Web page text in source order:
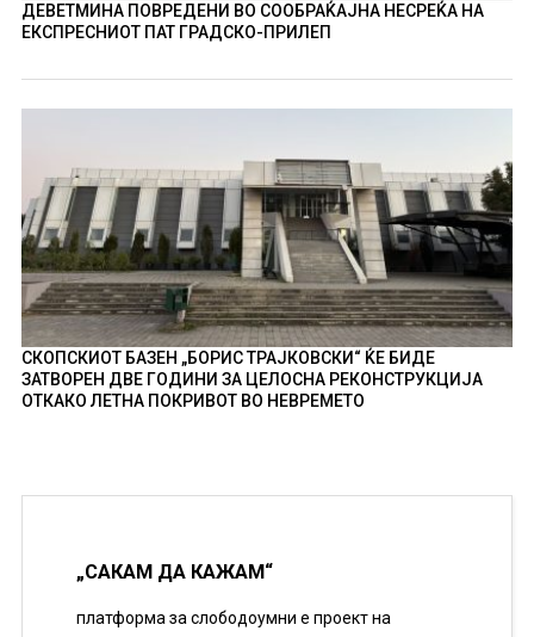
ДЕВЕТМИНА ПОВРЕДЕНИ ВО СООБРАЌАЈНА НЕСРЕЌА НА
ЕКСПРЕСНИОТ ПАТ ГРАДСКО-ПРИЛЕП
СКОПСКИОТ БАЗЕН „БОРИС ТРАЈКОВСКИ“ ЌЕ БИДЕ
ЗАТВОРЕН ДВЕ ГОДИНИ ЗА ЦЕЛОСНА РЕКОНСТРУКЦИЈА
ОТКАКО ЛЕТНА ПОКРИВОТ ВО НЕВРЕМЕТО
„САКАМ ДА КАЖАМ“
платформа за слободоумни е проект на